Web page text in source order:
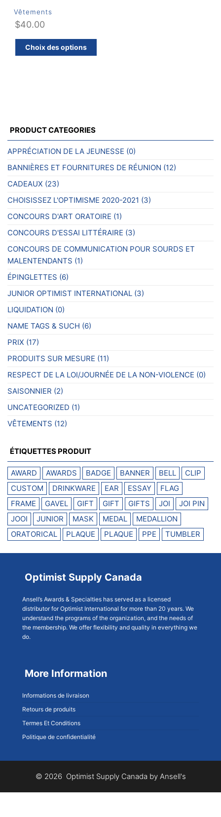
Vêtements
$40.00
Choix des options
choisies
la
du
PRODUCT CATEGORIES
APPRÉCIATION DE LA JEUNESSE (0)
BANNIÈRES ET FOURNITURES DE RÉUNION (12)
CADEAUX (23)
CHOISISSEZ L'OPTIMISME 2020-2021 (3)
CONCOURS D'ART ORATOIRE (1)
CONCOURS D'ESSAI LITTÉRAIRE (3)
CONCOURS DE COMMUNICATION POUR SOURDS ET
MALENTENDANTS (1)
ÉPINGLETTES (6)
JUNIOR OPTIMIST INTERNATIONAL (3)
LIQUIDATION (0)
NAME TAGS & SUCH (6)
PRIX (17)
PRODUITS SUR MESURE (11)
RESPECT DE LA LOI/JOURNÉE DE LA NON-VIOLENCE (0)
SAISONNIER (2)
UNCATEGORIZED (1)
VÊTEMENTS (12)
ÉTIQUETTES PRODUIT
AWARD AWARDS BADGE BANNER BELL
CLIP
CUSTOM
DRINKWARE EAR ESSAY
FLAG
FRAME
GAVEL GIFT GIFT GIFTS JOI
JOI PIN
JOOI
JUNIOR MASK MEDAL
MEDALLION
ORATORICAL
PLAQUE PLAQUE PPE TUMBLER
Optimist Supply Canada
Ansell’s Awards & Specialties has served as a licensed
distributor for Optimist International for more than 20 years. We
understand the programs of the organization, and the needs of
the membership. We offer flexibility and quality in everything we
do.
More Information
Informations de livraison
Retours de produits
Termes Et Conditions
Politique de confidentialité
© 2026 Optimist Supply Canada by Ansell's